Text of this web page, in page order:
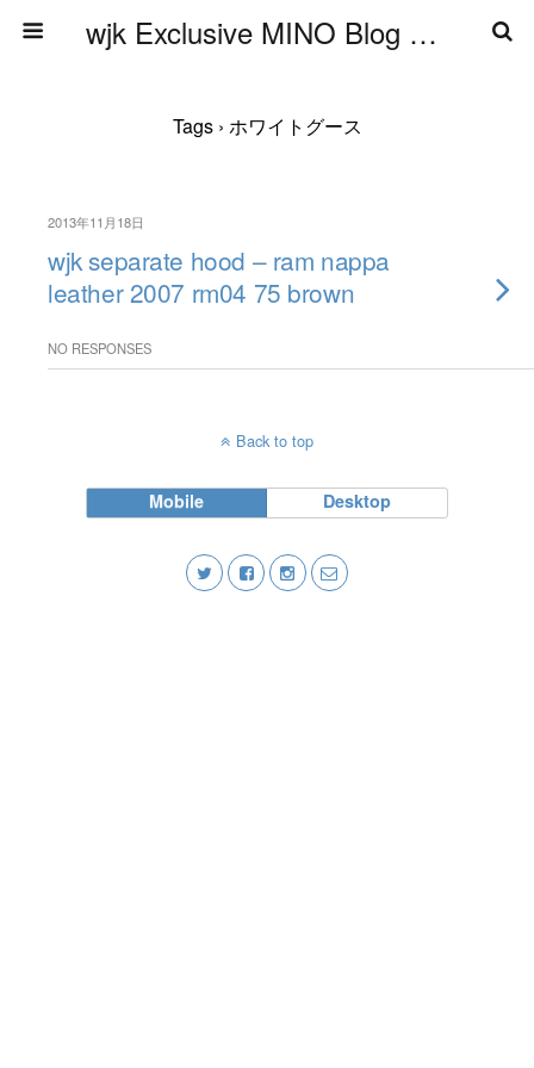
wjk Exclusive MINO Blog ブログ
Tags › ホワイトグース
2013年11月18日
wjk separate hood – ram nappa
leather 2007 rm04 75 brown
NO RESPONSES
Back to top
Mobile Desktop